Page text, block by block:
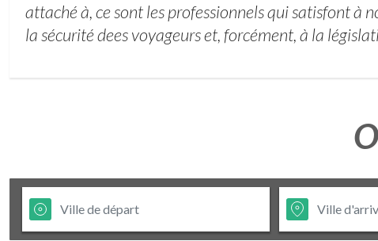
attaché à, ce sont les professionnels qui satisfont à
la sécurité dees voyageurs et, forcément, à la